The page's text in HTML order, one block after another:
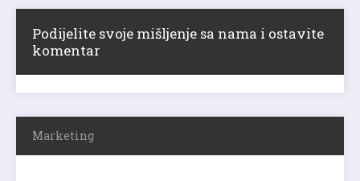
Podijelite svoje mišljenje sa nama i ostavite
komentar
Marketing